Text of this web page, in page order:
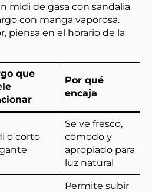
midi de gasa con sandalia
con manga vaporosa.
piensa en el horario de la
que
Por qué
encaja
o corto
Se ve fresco,
cómodo y
apropiado para
luz natural
Permite subir